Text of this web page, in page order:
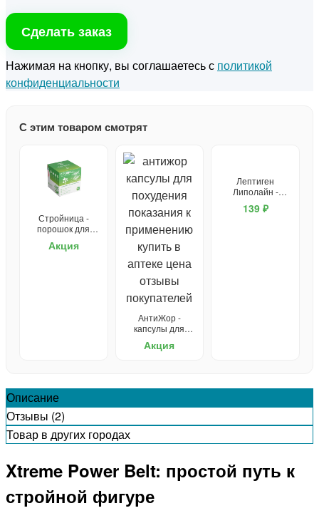
Сделать заказ
Нажимая на кнопку, вы соглашаетесь с политикой
конфиденциальности
С этим товаром смотрят
Стройница -
порошок для
Акция
АнтиЖор -
капсулы для
Акция
Лептиген
Липолайн -
капсулы для
похудения
139 ₽
Описание
Отзывы (2)
Товар в других городах
Xtreme Power Belt: простой путь к
стройной фигуре